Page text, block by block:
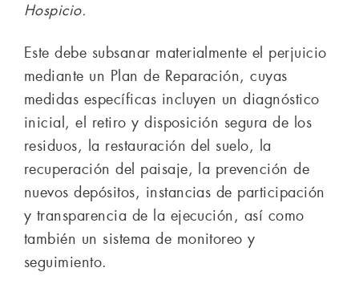
Hospicio.
Este debe subsanar materialmente el perjuicio
mediante un Plan de Reparación, cuyas
medidas específicas incluyen un diagnóstico
inicial, el retiro y disposición segura de los
residuos, la restauración del suelo, la
recuperación del paisaje, la prevención de
nuevos depósitos, instancias de participación
y transparencia de la ejecución, así como
también un sistema de monitoreo y
seguimiento.